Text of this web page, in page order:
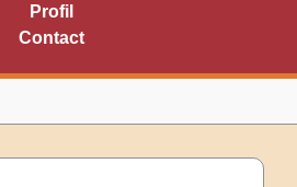
Profil
Contact